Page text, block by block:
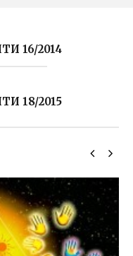
16/2014
18/2015